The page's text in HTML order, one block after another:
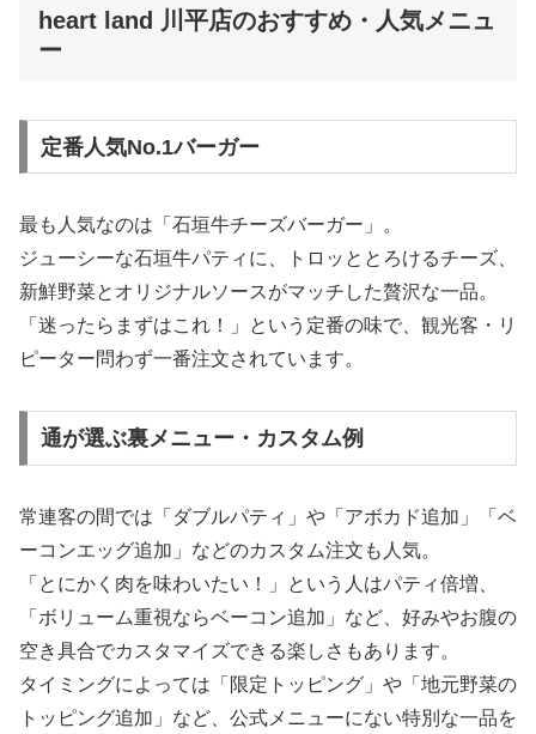
heart land 川平店のおすすめ・人気メニュ
ー
定番人気No.1バーガー
最も人気なのは「石垣牛チーズバーガー」。
ジューシーな石垣牛パティに、トロッととろけるチーズ、
新鮮野菜とオリジナルソースがマッチした贅沢な一品。
「迷ったらまずはこれ！」という定番の味で、観光客・リ
ピーター問わず一番注文されています。
通が選ぶ裏メニュー・カスタム例
常連客の間では「ダブルパティ」や「アボカド追加」「ベ
ーコンエッグ追加」などのカスタム注文も人気。
「とにかく肉を味わいたい！」という人はパティ倍増、
「ボリューム重視ならベーコン追加」など、好みやお腹の
空き具合でカスタマイズできる楽しさもあります。
タイミングによっては「限定トッピング」や「地元野菜の
トッピング追加」など、公式メニューにない特別な一品を